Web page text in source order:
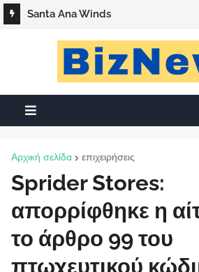
Santa Ana Winds
Αρχική σελίδα επιχειρήσεις
Sprider Stores:
απορρίφθηκε η
το άρθρο 99 του
πτωχευτικού